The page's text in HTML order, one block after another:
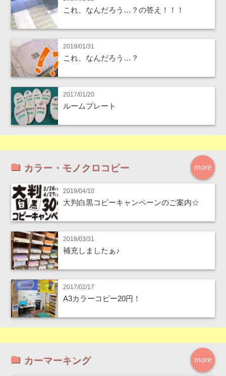
これ、なんだろう…？の答え！！！
2019/01/31
これ、なんだろう…？
2017/01/20
ルームプレート
more
カラー・モノクロコピー
2019/04/10
大判白黒コピーキャンペーンのご案内☆
2018/03/31
補充しましたぁ♪
2017/02/17
A3カラーコピー20円！
more
カーマーキング